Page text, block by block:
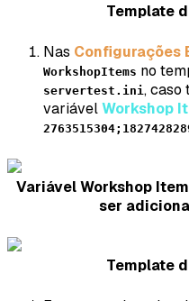
Template
Nas Configurações
WorkshopItems no
servertest.ini , caso
variávelWorkshop
Variável Workshop
ser
Template